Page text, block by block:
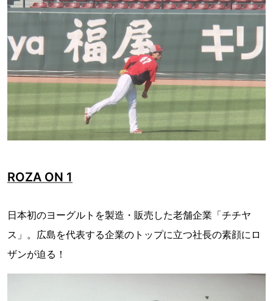
ROZA ON 1
日本初のヨーグルトを製造・販売した老舗企業「チチヤ
ス」。広島を代表する企業のトップに立つ社長の素顔にロ
ザンが迫る！